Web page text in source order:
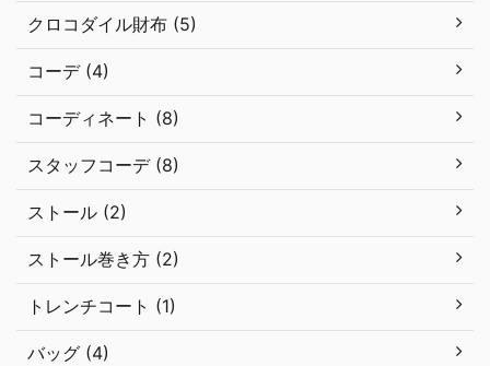
クロコダイル財布 (5)
コーデ (4)
コーディネート (8)
スタッフコーデ (8)
ストール (2)
ストール巻き方 (2)
トレンチコート (1)
バッグ (4)